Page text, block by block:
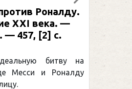
Роналду.
XXI века. —
— 457, [2] с.
битву на
Месси и Роналду
Следующий